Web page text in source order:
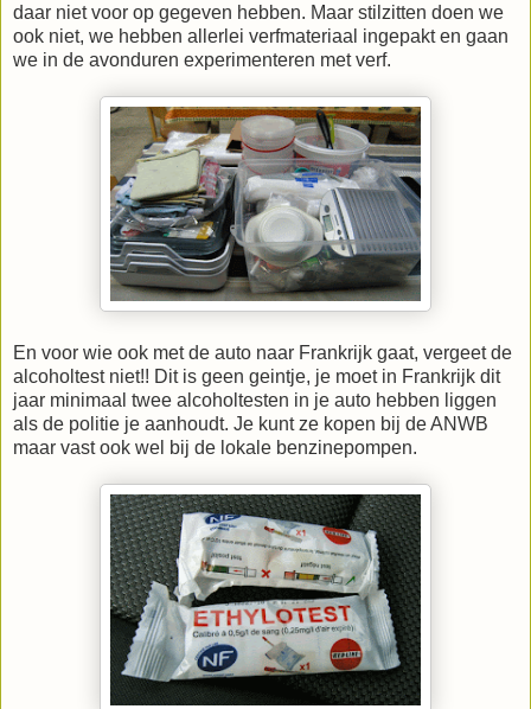
daar niet voor op gegeven hebben. Maar stilzitten doen we
ook niet, we hebben allerlei verfmateriaal ingepakt en gaan
we in de avonduren experimenteren met verf.
En voor wie ook met de auto naar Frankrijk gaat, vergeet de
alcoholtest niet!! Dit is geen geintje, je moet in Frankrijk dit
jaar minimaal twee alcoholtesten in je auto hebben liggen
als de politie je aanhoudt. Je kunt ze kopen bij de ANWB
maar vast ook wel bij de lokale benzinepompen.